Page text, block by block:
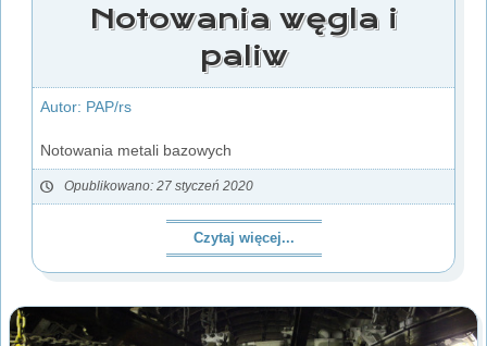
Notowania węgla i
paliw
Autor: PAP/rs
Notowania metali bazowych
Opublikowano: 27 styczeń 2020
Czytaj więcej...